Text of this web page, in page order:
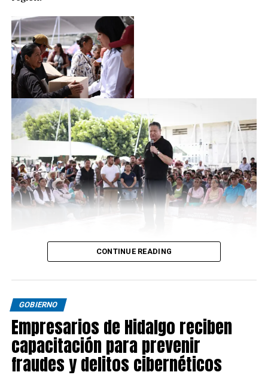
CONTINUE READING
GOBIERNO
Empresarios de Hidalgo reciben
capacitación para prevenir
fraudes y delitos cibernéticos